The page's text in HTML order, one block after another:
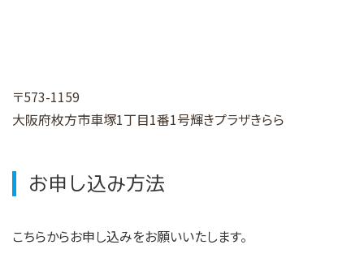
〒573-1159
大阪府枚方市車塚1丁目1番1号輝きプラザきらら
お申し込み方法
こちらからお申し込みをお願いいたします。